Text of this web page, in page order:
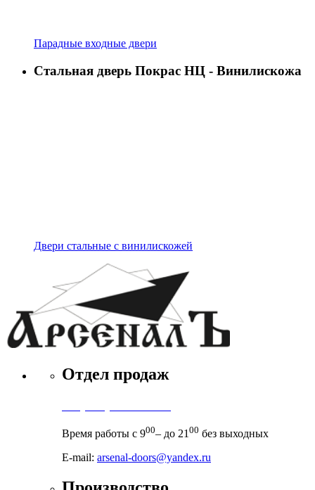
Парадные входные двери
Стальная дверь Покрас НЦ - Винилискожа
Двери стальные с винилискожей
Отдел продаж
Время работы с 900– до 21 00 без выходных
E-mail: arsenal-doors@yandex.ru